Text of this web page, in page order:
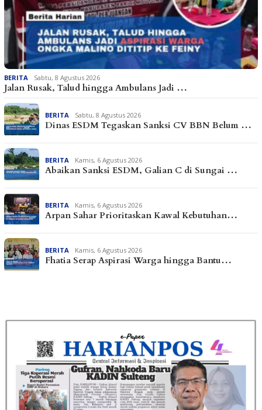
BERITA Sabtu, 8 Agustus 2026
Jalan Rusak, Talud hingga Ambulans Jadi …
BERITA Sabtu, 8 Agustus 2026
Dinas ESDM Tegaskan Sanksi CV BBN Belum …
BERITA Kamis, 6 Agustus 2026
Abaikan Sanksi ESDM, Galian C di Sungai …
BERITA Kamis, 6 Agustus 2026
Arpan Sahar Prioritaskan Kawal Kebutuhan…
BERITA Kamis, 6 Agustus 2026
Fhatia Serap Aspirasi Warga hingga Bantu…